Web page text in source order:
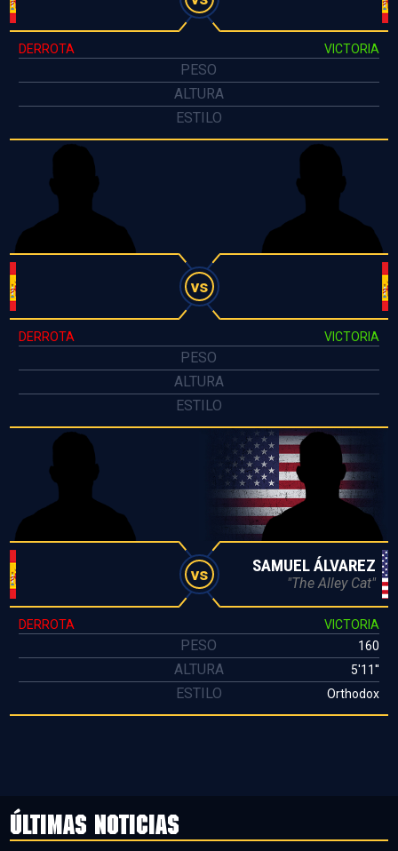
DERROTA VICTORIA
PESO
ALTURA
ESTILO
vs
DERROTA VICTORIA
PESO
ALTURA
ESTILO
vs SAMUEL ÁLVAREZ
"The Alley Cat"
DERROTA VICTORIA
PESO 160
ALTURA 5'11''
ESTILO Orthodox
ÚLTIMAS NOTICIAS